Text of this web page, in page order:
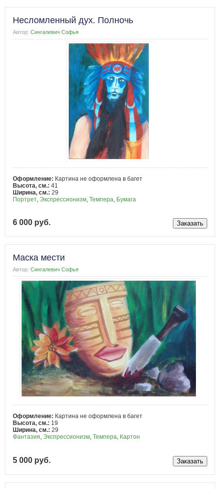
Несломленный дух. Полночь
Автор: Сингалевич Софья
Оформление: Картина не оформлена в багет
Высота, см.: 41
Ширина, см.: 29
Портрет, Экспрессионизм, Темпера, Бумага
6 000 руб.
Маска мести
Автор: Сингалевич Софья
Оформление: Картина не оформлена в багет
Высота, см.: 19
Ширина, см.: 29
Фантазия, Экспрессионизм, Темпера, Картон
5 000 руб.